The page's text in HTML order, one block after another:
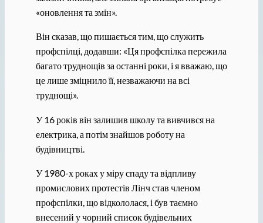
«оновлення та змін».
Він сказав, що пишається тим, що служить
профспілці, додавши: «Ця профспілка пережила
багато труднощів за останні роки, і я вважаю, що
це лише зміцнило її, незважаючи на всі
труднощі».
У 16 років він залишив школу та вивчився на
електрика, а потім знайшов роботу на
будівництві.
У 1980-х роках у міру спаду та відпливу
промислових протестів Лінч став членом
профспілки, що відкололася, і був таємно
внесений у чорний список будівельних